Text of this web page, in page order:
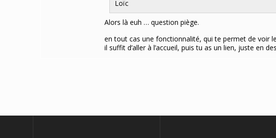
Loïc
Alors là euh … question piège.
en tout cas une fonctionnalité, qui te permet de voir
il suffit d’aller à l’accueil, puis tu as un lien, juste en